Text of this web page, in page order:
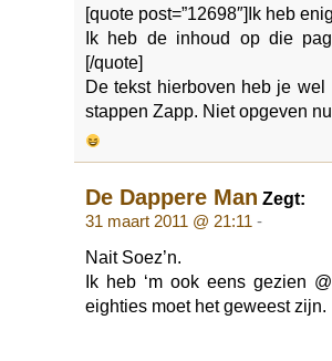
[quote post=”12698″]Ik heb
Ik heb de inhoud op die
[/quote]
De tekst hierboven heb je
stappen Zapp. Niet opgeven
De Dappere Man Zegt:
31 maart 2011 @ 21:11 -
Nait Soez’n.
Ik heb ‘m ook eens gezien
eighties moet het geweest zijn.